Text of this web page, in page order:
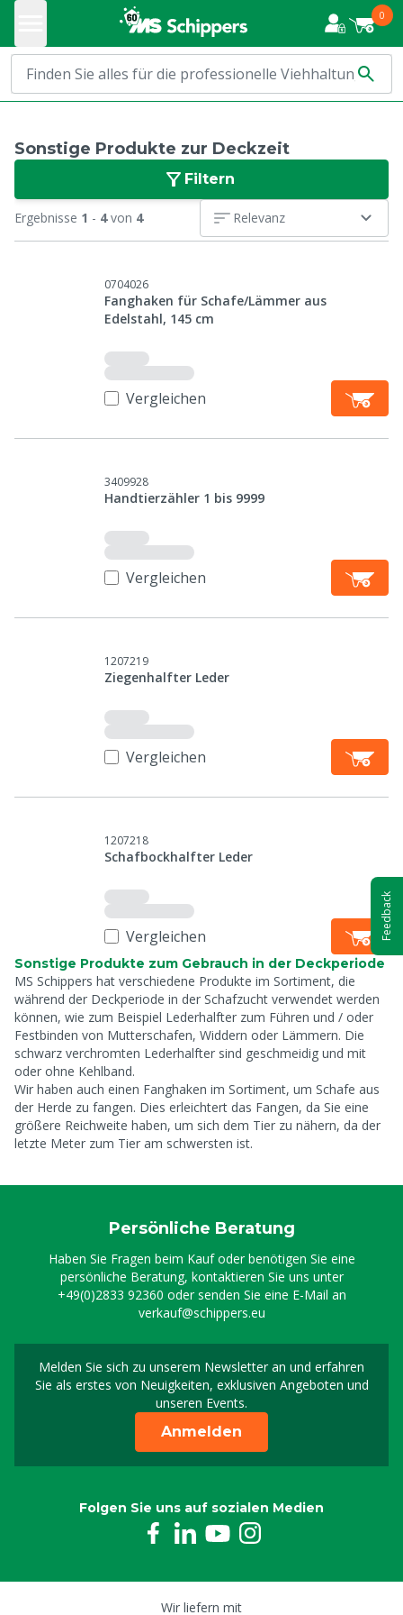
0
Sonstige Produkte zur Deckzeit
Filtern
Ergebnisse 1 - 4von 4 Relevanz
0704026
Fanghaken für Schafe/Lämmer aus
Edelstahl, 145 cm
Vergleichen
3409928
Handtierzähler 1 bis 9999
Vergleichen
1207219
Ziegenhalfter Leder
Vergleichen
1207218
Schafbockhalfter Leder
Vergleichen
Sonstige Produkte zum Gebrauch in der Deckperiode
MS Schippers hat verschiedene Produkte im Sortiment, die
während der Deckperiode in der Schafzucht verwendet werden
können, wie zum Beispiel Lederhalfter zum Führen und / oder
Festbinden von Mutterschafen, Widdern oder Lämmern. Die
schwarz verchromten Lederhalfter sind geschmeidig und mit
oder ohne Kehlband.
Wir haben auch einen Fanghaken im Sortiment, um Schafe aus
der Herde zu fangen. Dies erleichtert das Fangen, da Sie eine
größere Reichweite haben, um sich dem Tier zu nähern, da der
letzte Meter zum Tier am schwersten ist.
Persönliche Beratung
Haben Sie Fragen beim Kauf oder benötigen Sie eine
persönliche Beratung, kontaktieren Sie uns unter
+49(0)2833 92360 oder senden Sie eine E-Mail an
verkauf@schippers.eu
Melden Sie sich zu unserem Newsletter an und erfahren
Sie als erstes von Neuigkeiten, exklusiven Angeboten und
unseren Events.
Melden Sie sich für
Anmelden
Folgen Sie uns auf sozialen Medien
Wir liefern mit
Feedback